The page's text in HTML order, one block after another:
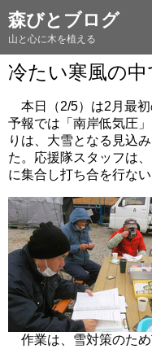
森びとブログ
山と心に木を植える
冷たい寒風の
本日（2/5）は2月最初
予報では「南岸低気圧
りは、大雪となる見込
た。応援隊スタッフは
に集合し打ち合を行ない
作業は、雪対策のた